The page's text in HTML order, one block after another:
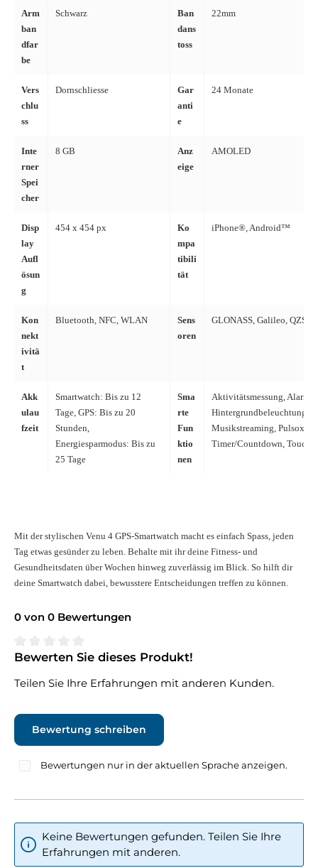
Arm
ban
dfar
be
Schwarz
Ban
dans
toss
22mm
Vers
chlu
ss
Dornschliesse
Gar
anti
e
24 Monate
Inte
rner
Spei
cher
8 GB
Anz
eige
AMOLED
Disp
lay
Aufl
ösun
g
454 x 454 px
Ko
mpa
tibili
tät
iPhone®, Android™
Kon
nekt
ivitä
t
Bluetooth, NFC, WLAN
Sens
oren
GLONASS, Galileo,
Akk
ulau
fzeit
Smartwatch: Bis zu 12
Tage, GPS: Bis zu 20
Stunden,
Energiesparmodus: Bis zu
25 Tage
Sma
rte
Fun
ktio
nen
Aktivitätsmessung, Alarm,
Hintergrundbeleuchtung,
Musikstreaming,
Timer/Countdown,
Mit der stylischen Venu 4 GPS-Smartwatch macht es einfach Spass, jeden
Tag etwas gesünder zu leben. Behalte mit ihr deine Fitness- und
Gesundheitsdaten über Wochen hinweg zuverlässig im Blick. So hilft dir
deine Smartwatch dabei, bewusstere Entscheidungen treffen zu können.
0 von 0 Bewertungen
Durchschnittliche Bewertung von 0 von 5 Sternen
Bewerten Sie dieses Produkt!
Teilen Sie Ihre Erfahrungen mit anderen Kunden.
Bewertung schreiben
Bewertungen nur in der aktuellen Sprache anzeigen.
Keine Bewertungen gefunden. Teilen Sie Ihre
Erfahrungen mit anderen.